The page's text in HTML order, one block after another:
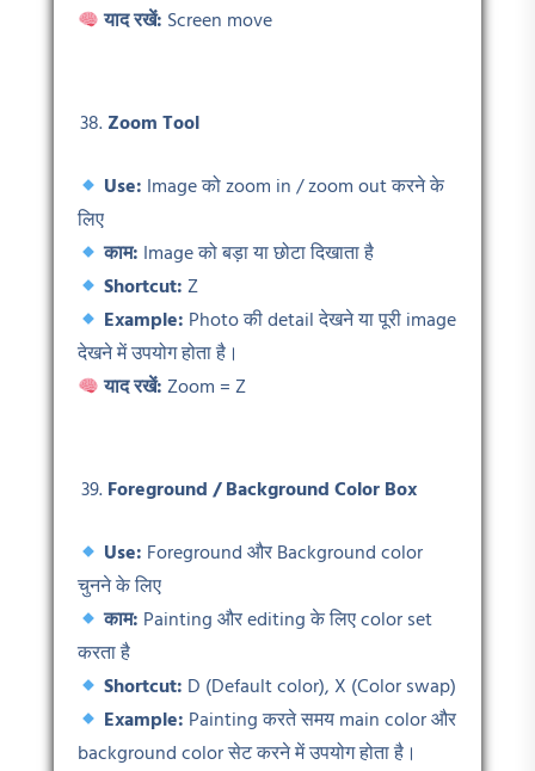
याद रखें: Screen move
Zoom Tool
Use: Image को zoom in / zoom out करने के
लिए
काम: Image को बड़ा या छोटा दिखाता है
Shortcut:Z
Example: Photo की detail देखने या पूरी image
देखने में उपयोग होता है।
याद रखें:Zoom = Z
Foreground / Background Color Box
Use: Foreground और Background color
चुनने के लिए
काम: Painting और editing के लिए color set
करता है
Shortcut: D (Default color), X (Color swap)
Example: Painting करते समय main color और
background color सेट करने में उपयोग होता है।